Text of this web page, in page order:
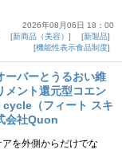
2026年08月06日 18：00
新商品（美容）
新製品
機能性表示食品制度
ーバーとうるおい維
メント還元型コエン
（フィート スキ
会社Quon
を外側からだけでな